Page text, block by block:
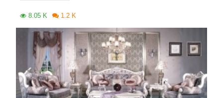
8.05 K 1.2 K